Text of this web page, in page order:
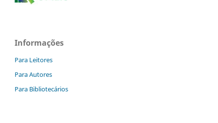
Informações
Para Leitores
Para Autores
Para Bibliotecários